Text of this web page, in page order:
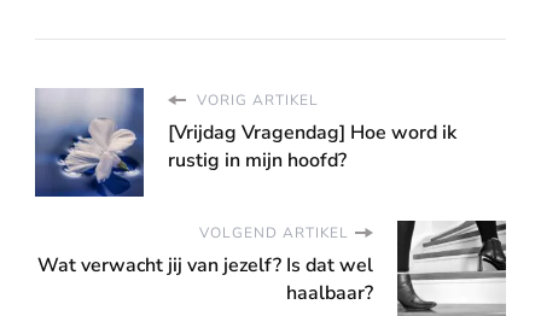
VORIG ARTIKEL
[Vrijdag Vragendag] Hoe word ik
rustig in mijn hoofd?
VOLGEND ARTIKEL
Wat verwacht jij van jezelf? Is dat wel
haalbaar?